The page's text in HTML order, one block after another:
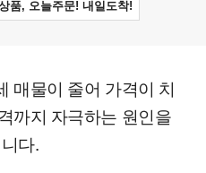
매물이 줄어 가격이 치
까지 자극하는 원인을
다.